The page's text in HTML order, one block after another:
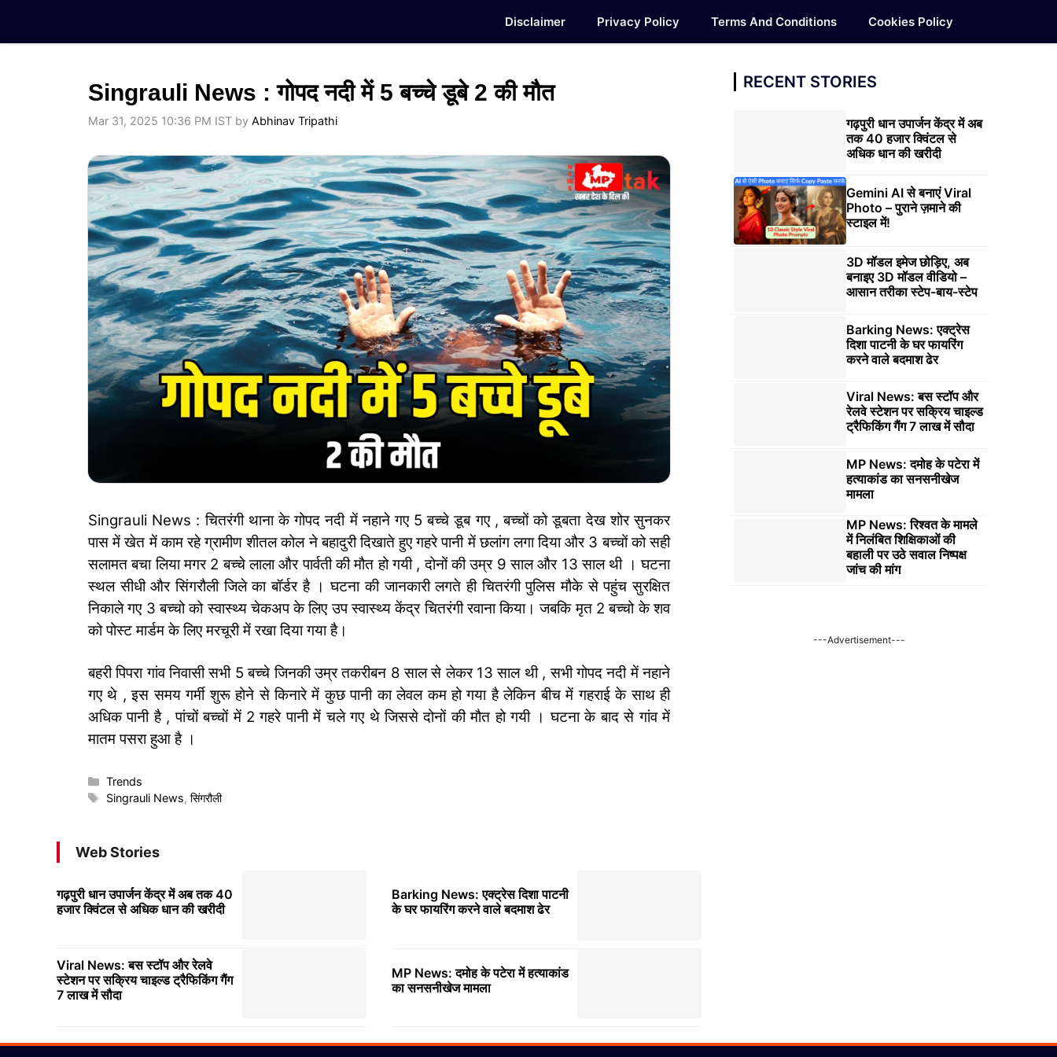
content
Disclaimer Privacy Policy Terms And Conditions Cookies Policy
Singrauli News : गोपद नदी में 5 बच्चे डूबे 2 की मौत
Mar 31, 2025 10:36 PM IST by Abhinav Tripathi
Singrauli News : चितरंगी थाना के गोपद नदी में नहाने गए 5 बच्चे डूब गए , बच्चों को डूबता देख शोर सुनकर
पास में खेत में काम रहे ग्रामीण शीतल कोल ने बहादुरी दिखाते हुए गहरे पानी में छलांग लगा दिया और 3 बच्चों को सही
सलामत बचा लिया मगर 2 बच्चे लाला और पार्वती की मौत हो गयी , दोनों की उम्र 9 साल और 13 साल थी । घटना
स्थल सीधी और सिंगरौली जिले का बॉर्डर है । घटना की जानकारी लगते ही चितरंगी पुलिस मौके से पहुंच सुरक्षित
निकाले गए 3 बच्चो को स्वास्थ्य चेकअप के लिए उप स्वास्थ्य केंद्र चितरंगी रवाना किया। जबकि मृत 2 बच्चो के शव
को पोस्ट मार्डम के लिए मरचूरी में रखा दिया गया है।
बहरी पिपरा गांव निवासी सभी 5 बच्चे जिनकी उम्र तकरीबन 8 साल से लेकर 13 साल थी , सभी गोपद नदी में नहाने
गए थे , इस समय गर्मी शुरू होने से किनारे में कुछ पानी का लेवल कम हो गया है लेकिन बीच में गहराई के साथ ही
अधिक पानी है , पांचों बच्चों में 2 गहरे पानी में चले गए थे जिससे दोनों की मौत हो गयी । घटना के बाद से गांव में
मातम पसरा हुआ है ।
Categories
Trends
Tags
Singrauli News,सिंगरौली
Web Stories
गढ़पुरी धान उपार्जन केंद्र में अब तक 40
हजार क्विंटल से अधिक धान की खरीदी
Barking News: एक्ट्रेस दिशा पाटनी
के घर फायरिंग करने वाले बदमाश ढेर
Viral News: बस स्टॉप और रेलवे
स्टेशन पर सक्रिय चाइल्ड ट्रैफिकिंग गैंग
7 लाख में सौदा
MP News: दमोह के पटेरा में हत्याकांड
का सनसनीखेज मामला
RECENT STORIES
गढ़पुरी धान उपार्जन केंद्र में अब
तक 40 हजार क्विंटल से
अधिक धान की खरीदी
Gemini AI से बनाएं Viral
Photo – पुराने ज़माने की
स्टाइल में!
3D मॉडल इमेज छोड़िए, अब
बनाइए 3D मॉडल वीडियो –
आसान तरीका स्टेप-बाय-स्टेप
Barking News: एक्ट्रेस
दिशा पाटनी के घर फायरिंग
करने वाले बदमाश ढेर
Viral News: बस स्टॉप और
रेलवे स्टेशन पर सक्रिय चाइल्ड
ट्रैफिकिंग गैंग 7 लाख में सौदा
MP News: दमोह के पटेरा में
हत्याकांड का सनसनीखेज
मामला
MP News: रिश्वत के मामले
में निलंबित शिक्षिकाओं की
बहाली पर उठे सवाल निष्पक्ष
जांच की मांग
---Advertisement---